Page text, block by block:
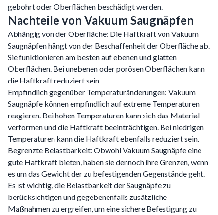
gebohrt oder Oberflächen beschädigt werden.
Nachteile von Vakuum Saugnäpfen
Abhängig von der Oberfläche: Die Haftkraft von Vakuum
Saugnäpfen hängt von der Beschaffenheit der Oberfläche ab.
Sie funktionieren am besten auf ebenen und glatten
Oberflächen. Bei unebenen oder porösen Oberflächen kann
die Haftkraft reduziert sein.
Empfindlich gegenüber Temperaturänderungen: Vakuum
Saugnäpfe können empfindlich auf extreme Temperaturen
reagieren. Bei hohen Temperaturen kann sich das Material
verformen und die Haftkraft beeinträchtigen. Bei niedrigen
Temperaturen kann die Haftkraft ebenfalls reduziert sein.
Begrenzte Belastbarkeit: Obwohl Vakuum Saugnäpfe eine
gute Haftkraft bieten, haben sie dennoch ihre Grenzen, wenn
es um das Gewicht der zu befestigenden Gegenstände geht.
Es ist wichtig, die Belastbarkeit der Saugnäpfe zu
berücksichtigen und gegebenenfalls zusätzliche
Maßnahmen zu ergreifen, um eine sichere Befestigung zu